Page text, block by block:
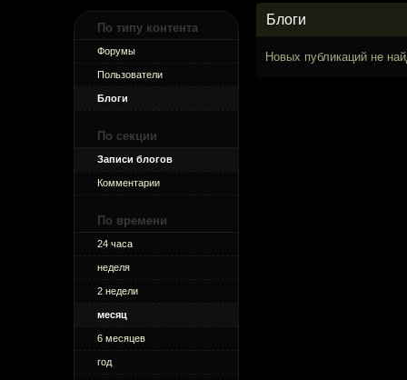
По типу контента
Форумы
Пользователи
Блоги
По секции
Записи блогов
Комментарии
По времени
24 часа
неделя
2 недели
месяц
6 месяцев
год
Блоги
Новых публикаций не